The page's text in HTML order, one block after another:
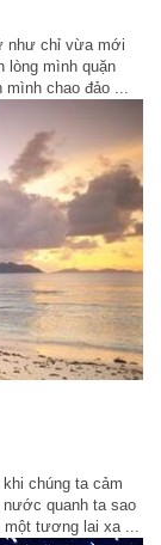
như chỉ vừa mới
lòng mình quặn
chao đảo ...
chúng ta cảm
quanh ta sao
tương lai xa ...